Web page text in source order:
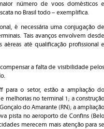
número de voos domésticos e
no Brasil todo – exemplifica.
é necessária uma conjugação de
Tais avanços envolvem desde
aéreas até qualificação profissional e
a falta de visibilidade pelos
para o setor, estão a ampliação do
melhorias no terminal 1; a construção
do Amarante (RN); a ampliação
pista no aeroporto de Confins (Belo
merecem mais atenção para se